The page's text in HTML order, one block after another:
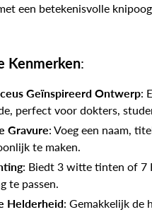
een betekenisvolle
Kenmerken:
Geïnspireerd Ontwerp:
perfect voor dokters,
Gravure: Voeg een naam,
te maken.
: Biedt 3 witte tinten of 7
te passen.
Helderheid: Gemakkelijk de